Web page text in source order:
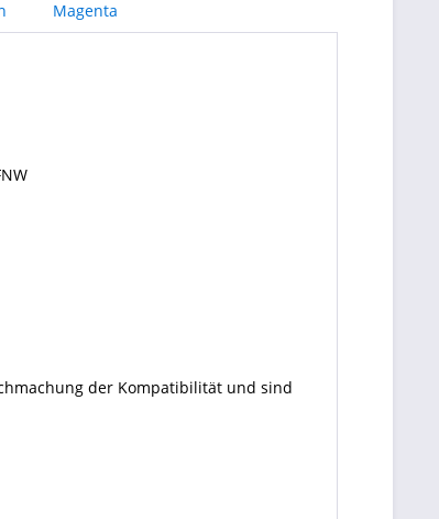
der Kompatibilität und sind